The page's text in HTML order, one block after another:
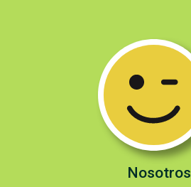
Nosotros